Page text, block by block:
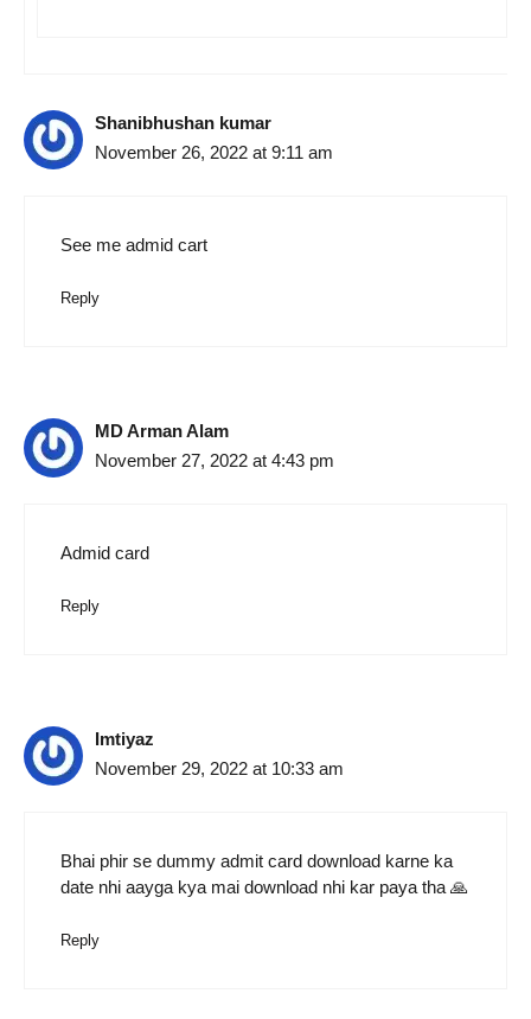
Shanibhushan kumar
November 26, 2022 at 9:11 am
See me admid cart
Reply
MD Arman Alam
November 27, 2022 at 4:43 pm
Admid card
Reply
Imtiyaz
November 29, 2022 at 10:33 am
Bhai phir se dummy admit card download karne ka
date nhi aayga kya mai download nhi kar paya tha 🙏
Reply